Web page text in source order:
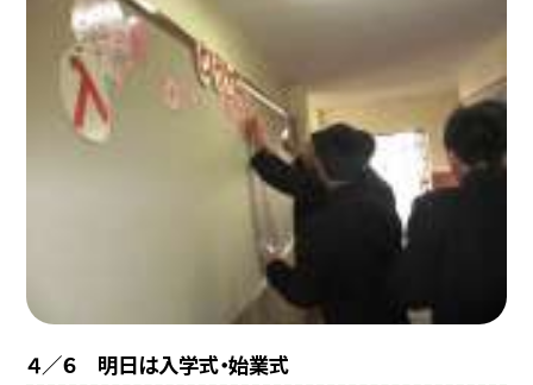
４／６ 明日は入学式・始業式